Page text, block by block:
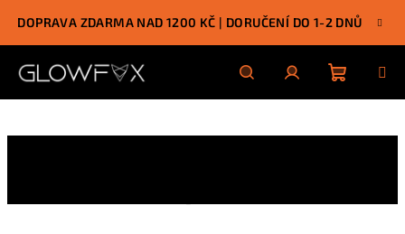
obsah
DOPRAVA ZDARMA NAD 1200 KČ | DORUČENÍ DO 1-2 DNŮ
HľadaťPrihlásenie